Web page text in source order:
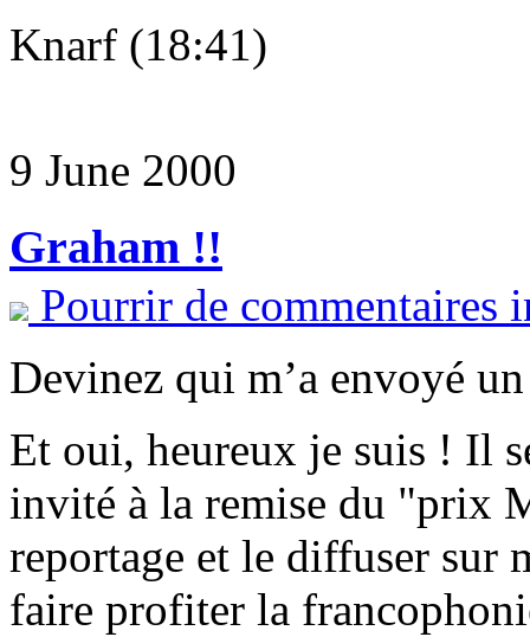
Knarf (18:41)
9 June 2000
Graham !!
Pourrir de commentaires
Devinez qui m’a envoyé
Et oui, heureux je suis ! Il
invité à la remise du "prix
reportage et le diffuser sur
faire profiter la